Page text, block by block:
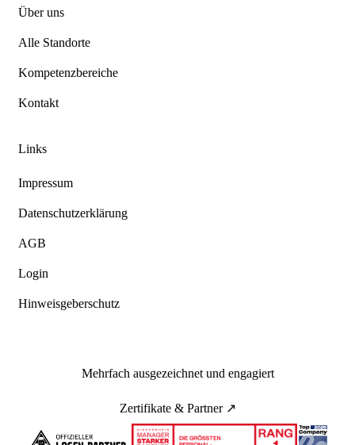
Über uns
Alle Standorte
Kompetenzbereiche
Kontakt
Links
Impressum
Datenschutzerklärung
AGB
Login
Hinweisgeberschutz
Mehrfach ausgezeichnet und engagiert
Zertifikate & Partner ↗